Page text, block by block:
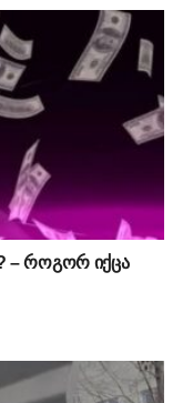
– როგორ იქცა